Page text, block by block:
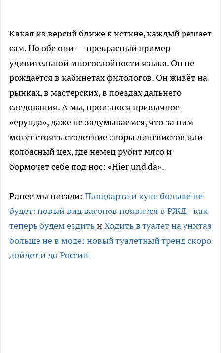
Какая из версий ближе к истине, каждый решает
сам. Но обе они — прекрасный пример
удивительной многослойности языка. Он не
рождается в кабинетах филологов. Он живёт на
рынках, в мастерских, в поездах дальнего
следования. А мы, произнося привычное
«ерунда», даже не задумываемся, что за ним
могут стоять столетние споры лингвистов или
колбасный цех, где немец рубит мясо и
бормочет себе под нос: «Hier und da».
Ранее мы писали: Плацкарта и купе больше не
будет: новый вид вагонов появится в РЖД - как
теперь будем ездитьиХодить в туалет на унитаз
больше не в моде: новый туалетный тренд скоро
дойдет и до России